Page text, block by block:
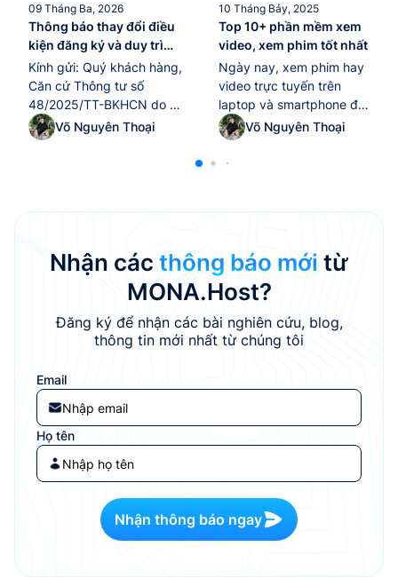
09 Tháng Ba, 2026
Thông báo thay đổi điều
kiện đăng ký và duy trì
tên miền “.edu.vn” kể từ
ngày 10/02/2026
Kính gửi: Quý khách hàng,
Căn cứ Thông tư số
48/2025/TT-BKHCN do Bộ
Khoa học và Công nghệ
ban hành ngày
dụng tài nguyên Internet
miền “.vn”, địa chỉ IP, ASN),
MONA Host...
Võ Nguyên Thoại
10 Tháng Bảy, 2025
Top 10+ phần mềm xem
video, xem phim tốt nhất
Ngày nay, xem phim hay
video trực tuyến trên
laptop và smartphone đã
trở thành thói quen giải trí
quen thuộc của nhiều
người. Tuy nhiên, để tận
lựa chọn một phần mềm
tố không thể thiếu.
Trong...
Võ Nguyên Thoại
Nhận các thông báo mới từ
MONA.Host?
Đăng ký để nhận các bài nghiên cứu, blog,
thông tin mới nhất từ chúng tôi
Email
Họ tên
Nhận thông báo ngay